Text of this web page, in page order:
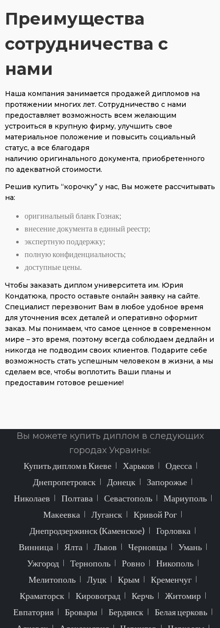
Преимущества
сотрудничества с
нами
Наша компания занимается продажей дипломов на
протяжении многих лет. Сотрудничество с нами
предоставляет возможность всем желающим
устроиться в крупную фирму, улучшить свое
материальное положение и повысить социальный
статус, а все благодаря
наличию оригинального документа, приобретенного
по адекватной стоимости.
Решив купить “корочку” у нас, Вы можете рассчитывать
на:
оригинальный бланк Гознак;
внесение документа в единый реестр;
экспертную поддержку;
полную конфиденциальность;
доступные цены.
Чтобы заказать диплом университета им. Юрия
Кондатюка, просто оставьте онлайн заявку на сайте.
Специалист перезвонит Вам в любое удобное время
для уточнения всех деталей и оперативно оформит
заказ. Мы понимаем, что самое ценное в современном
мире – это время, поэтому всегда соблюдаем дедлайн и
никогда не подводим своих клиентов. Подарите себе
возможность стать успешным человеком в жизни, а мы
сделаем все, чтобы воплотить Ваши планы и
предоставим готовое решение!
Вы можете купить диплом в следующих
городах Украины:
Купить диплом в Киеве
Харьков
Одесса
Днепропетровск
Донецк
Запорожье
Николаев
Полтава Севастополь
Мариуполь
Макеевка
Луганск
Кривой Рог
Днепродзержинск (Каменское)
Горловка
Винница
Ялта Львов Черновцы
Умань
Ужгород
Тернополь Ровно
Никополь
Мелитополь
Луцк Крым
Кременчуг
Краматорск
Кировоград Керчь
Житомир
Евпатория
Бровары Бердянск
Белая церковь